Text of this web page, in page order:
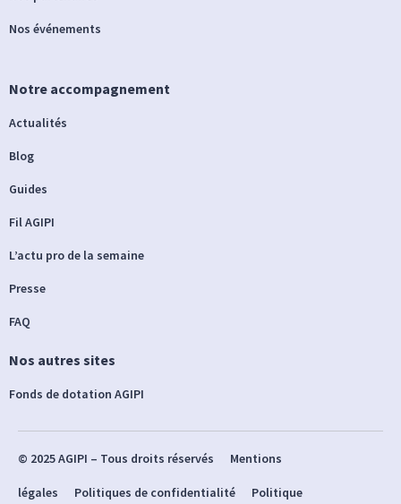
Nos événements
Notre accompagnement
Actualités
Blog
Guides
Fil AGIPI
L’actu pro de la semaine
Presse
FAQ
Nos autres sites
Fonds de dotation AGIPI
© 2025 AGIPI – Tous droits réservés Mentions
légales Politiques de confidentialité Politique